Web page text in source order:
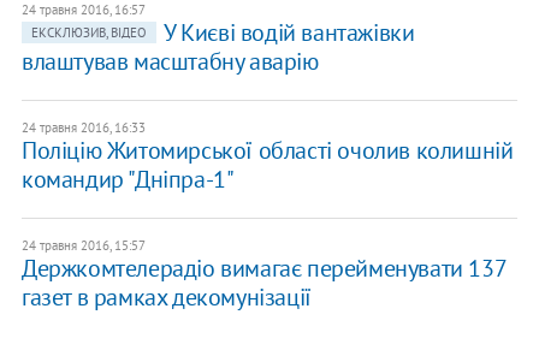
24 травня 2016, 16:57
ЕКСКЛЮЗИВ, ВІДЕО
У Києві водій вантажівки
влаштував масштабну аварію
24 травня 2016, 16:33
Поліцію Житомирської області очолив колишній
командир "Дніпра-1"
24 травня 2016, 15:57
Держкомтелерадіо вимагає перейменувати 137
газет в рамках декомунізації